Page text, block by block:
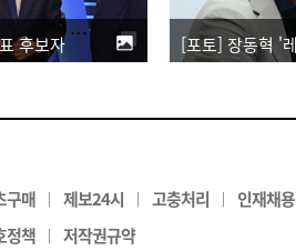
구매 | 제보24시 | 고충처리 | 인재채용
정책 | 저작권규약